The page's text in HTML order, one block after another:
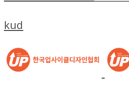
kud